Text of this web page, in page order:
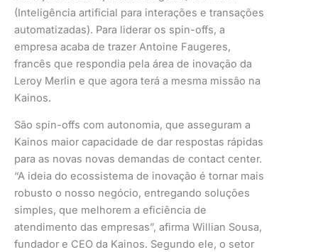
(Inteligência artificial para interações e transações
automatizadas). Para liderar os spin-offs, a
empresa acaba de trazer Antoine Faugeres,
francês que respondia pela área de inovação da
Leroy Merlin e que agora terá a mesma missão na
Kainos.
São spin-offs com autonomia, que asseguram a
Kainos maior capacidade de dar respostas rápidas
para as novas novas demandas de contact center.
“A ideia do ecossistema de inovação é tornar mais
robusto o nosso negócio, entregando soluções
simples, que melhorem a eficiência de
atendimento das empresas”, afirma Willian Sousa,
fundador e CEO da Kainos. Segundo ele, o setor